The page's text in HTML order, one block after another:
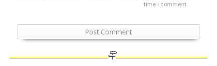
time I comment.